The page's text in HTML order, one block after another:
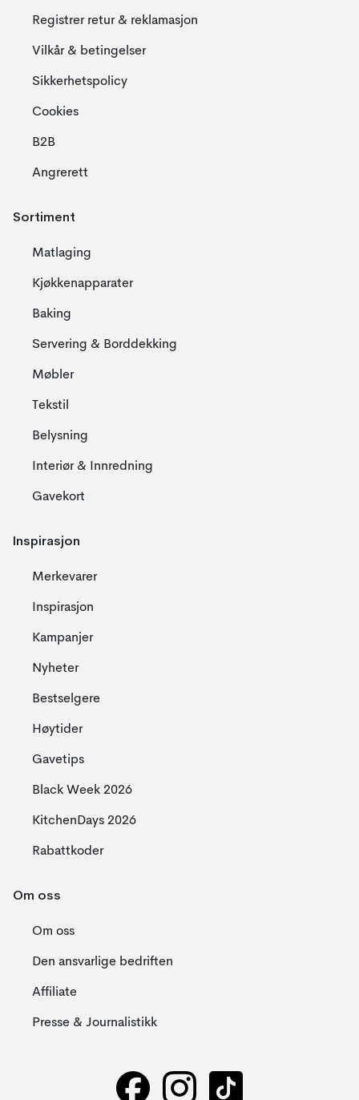
Registrer retur & reklamasjon
Vilkår & betingelser
Sikkerhetspolicy
Cookies
B2B
Angrerett
Sortiment
Matlaging
Kjøkkenapparater
Baking
Servering & Borddekking
Møbler
Tekstil
Belysning
Interiør & Innredning
Gavekort
Inspirasjon
Merkevarer
Inspirasjon
Kampanjer
Nyheter
Bestselgere
Høytider
Gavetips
Black Week 2026
KitchenDays 2026
Rabattkoder
Om oss
Om oss
Den ansvarlige bedriften
Affiliate
Presse & Journalistikk